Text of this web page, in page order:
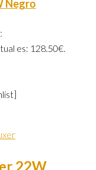
Negro
es: 128.50€.
22W